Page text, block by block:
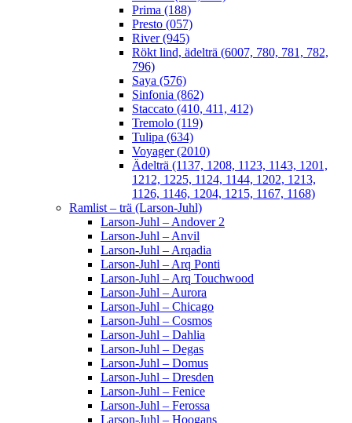
Prima (188)
Presto (057)
River (945)
Rökt lind, ädelträ (6007, 780, 781, 782,
796)
Saya (576)
Sinfonia (862)
Staccato (410, 411, 412)
Tremolo (119)
Tulipa (634)
Voyager (2010)
Ädelträ (1137, 1208, 1123, 1143, 1201,
1212, 1225, 1124, 1144, 1202, 1213,
1126, 1146, 1204, 1215, 1167, 1168)
Ramlist – trä (Larson-Juhl)
Larson-Juhl – Andover 2
Larson-Juhl – Anvil
Larson-Juhl – Arqadia
Larson-Juhl – Arq Ponti
Larson-Juhl – Arq Touchwood
Larson-Juhl – Aurora
Larson-Juhl – Chicago
Larson-Juhl – Cosmos
Larson-Juhl – Dahlia
Larson-Juhl – Degas
Larson-Juhl – Domus
Larson-Juhl – Dresden
Larson-Juhl – Fenice
Larson-Juhl – Ferossa
Larson-Juhl – Hoogans